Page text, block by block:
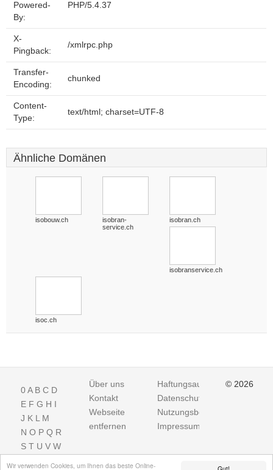
Wir verwenden Cookies, um Ihnen das beste Online-
Powered-
By:
PHP/5.4.37
X-
Pingback:
/xmlrpc.php
Transfer-
Encoding:
chunked
Content-
Type:
text/html; charset=UTF-8
Ähnliche Domänen
isobouw.ch
isobran-
service.ch
isobran.ch
isobranservice.ch
isoc.ch
0A B C D
E F G H I
J K L M
N O P Q R
S T U V W
Über uns
Kontakt
Webseite
entfernen
Haftungsausschluss
Datenschutz
Nutzungsbedingungen
Impressum
© 2026